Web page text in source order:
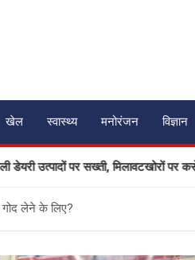
खेल स्वास्थ्य मनोरंजन विज्ञान
पर सख्ती, मिलावटखोरों पर कसेगा
गोद लेने के लिए?